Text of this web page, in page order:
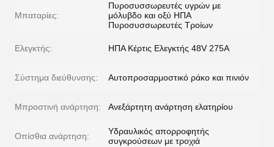
Μπαταρίες:
Πυροσυσσωρευτές υγρών με
μόλυβδο και οξύ ΗΠΑ
Πυροσυσσωρευτές Τροίων
Ελεγκτής: ΗΠΑ Κέρτις Ελεγκτής 48V 275A
Σύστημα διεύθυνσης: Αυτοπροσαρμοστικό ράκο και πινιόν
Μπροστινή ανάρτηση: Ανεξάρτητη ανάρτηση ελατηρίου
Οπίσθια ανάρτηση:
Υδραυλικός απορροφητής
συγκρούσεων με τροχιά